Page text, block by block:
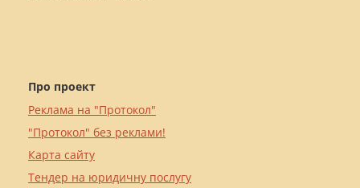
Про проект
Реклама на "Протокол"
"Протокол" без реклами!
Карта сайту
Тендер на юридичну послугу